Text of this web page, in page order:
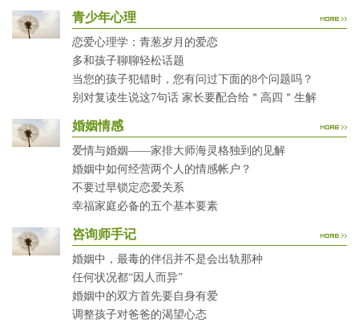
青少年心理
恋爱心理学：青葱岁月的爱恋
多和孩子聊聊轻松话题
当您的孩子犯错时，您有问过下面的8个问题吗？
别对复读生说这7句话 家长要配合给＂高四＂生解
婚姻情感
爱情与婚姻——家排大师海灵格独到的见解
婚姻中如何经营两个人的情感帐户？
不要过早锁定恋爱关系
幸福家庭必备的五个基本要素
咨询师手记
婚姻中，最毒的伴侣并不是会出轨那种
任何状况都“因人而异”
婚姻中的双方首先要自身有爱
调整孩子对爸爸的渴望心态